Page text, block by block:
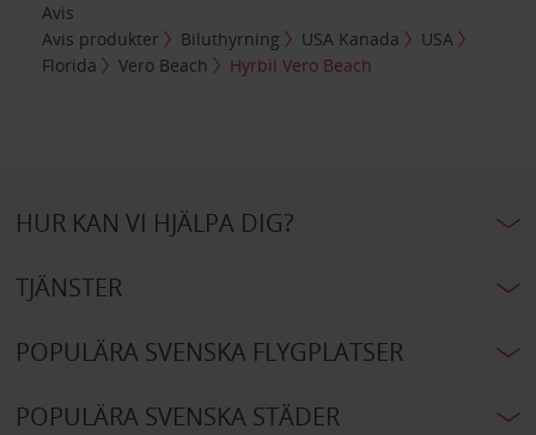
Avis
Avis produkter
Biluthyrning USA Kanada
USA
Florida
Vero Beach Hyrbil Vero Beach
HUR KAN VI HJÄLPA DIG?
TJÄNSTER
POPULÄRA SVENSKA FLYGPLATSER
POPULÄRA SVENSKA STÄDER